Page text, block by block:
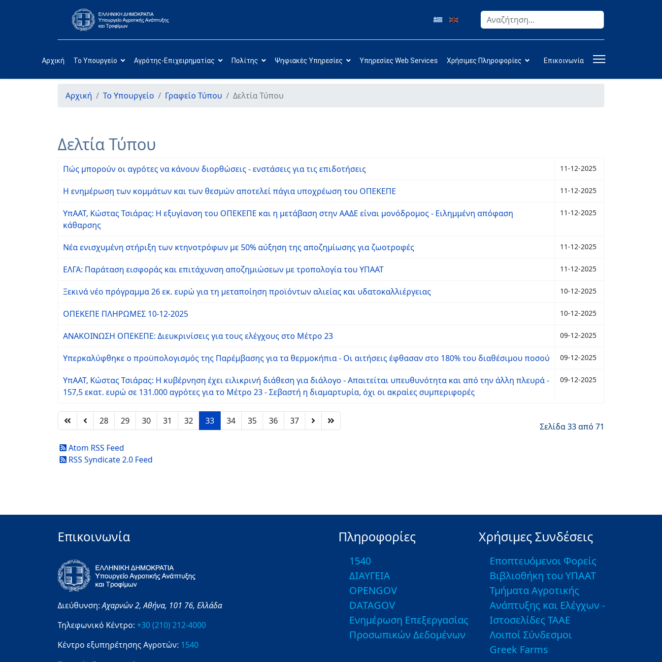
Αναζήτηση
Αρχική Το Υπουργείο Αγρότης-Επιχειρηματίας Πολίτης Ψηφιακές Υπηρεσίες Υπηρεσίες Web Services Χρήσιμες Πληροφορίες Επικοινωνία
Αρχική Το Υπουργείο Γραφείο Τύπου Δελτία Τύπου
Δελτία Τύπου
Πώς μπορούν οι αγρότες να κάνουν διορθώσεις - ενστάσεις για τις επιδοτήσεις 11-12-2025
Η ενημέρωση των κομμάτων και των θεσμών αποτελεί πάγια υποχρέωση του ΟΠΕΚΕΠΕ 11-12-2025
ΥπΑΑΤ, Κώστας Τσιάρας: Η εξυγίανση του ΟΠΕΚΕΠΕ και η μετάβαση στην ΑΑΔΕ είναι μονόδρομος - Ειλημμένη απόφαση
κάθαρσης
11-12-2025
Νέα ενισχυμένη στήριξη των κτηνοτρόφων με 50% αύξηση της αποζημίωσης για ζωοτροφές 11-12-2025
ΕΛΓΑ: Παράταση εισφοράς και επιτάχυνση αποζημιώσεων με τροπολογία του ΥΠΑΑΤ 11-12-2025
Ξεκινά νέο πρόγραμμα 26 εκ. ευρώ για τη μεταποίηση προϊόντων αλιείας και υδατοκαλλιέργειας 10-12-2025
OΠΕΚΕΠΕ ΠΛΗΡΩΜΕΣ 10-12-2025 10-12-2025
ΑΝΑΚΟΙΝΩΣΗ ΟΠΕΚΕΠΕ: Διευκρινίσεις για τους ελέγχους στο Μέτρο 23 09-12-2025
Υπερκαλύφθηκε ο προϋπολογισμός της Παρέμβασης για τα θερμοκήπια - Οι αιτήσεις έφθασαν στο 180% του διαθέσιμου ποσού 09-12-2025
ΥπΑΑΤ, Κώστας Τσιάρας: Η κυβέρνηση έχει ειλικρινή διάθεση για διάλογο - Απαιτείται υπευθυνότητα και από την άλλη πλευρά -
157,5 εκατ. ευρώ σε 131.000 αγρότες για το Μέτρο 23 - Σεβαστή η διαμαρτυρία, όχι οι ακραίες συμπεριφορές
09-12-2025
28 29 30 31 32 33 34 35 36 37
Σελίδα 33 από 71
Atom RSS Feed
RSS Syndicate 2.0 Feed
Επικοινωνία
Διεύθυνση:Αχαρνών 2,Αθήνα, 101 76, Ελλάδα
Τηλεφωνικό Κέντρο: +30 (210) 212-4000
Κέντρο εξυπηρέτησης Αγροτών: 1540
Πληροφορίες
1540
ΔΙΑΥΓΕΙΑ
OPENGOV
DATAGOV
Ενημέρωση Επεξεργασίας
Προσωπικών Δεδομένων
Χρήσιμες Συνδέσεις
Εποπτευόμενοι Φορείς
Βιβλιοθήκη του ΥΠΑΑΤ
Τμήματα Αγροτικής
Ανάπτυξης και Ελέγχων -
Ιστοσελίδες ΤΑΑΕ
Λοιποί Σύνδεσμοι
Greek Farms